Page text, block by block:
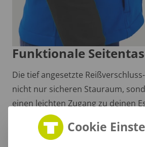
Funktionale
Die tief angesetzte
nicht nur sicheren Stauraum,
einen leichten Zugang zu deinen
Abenteuer in der Natur.
Cookie